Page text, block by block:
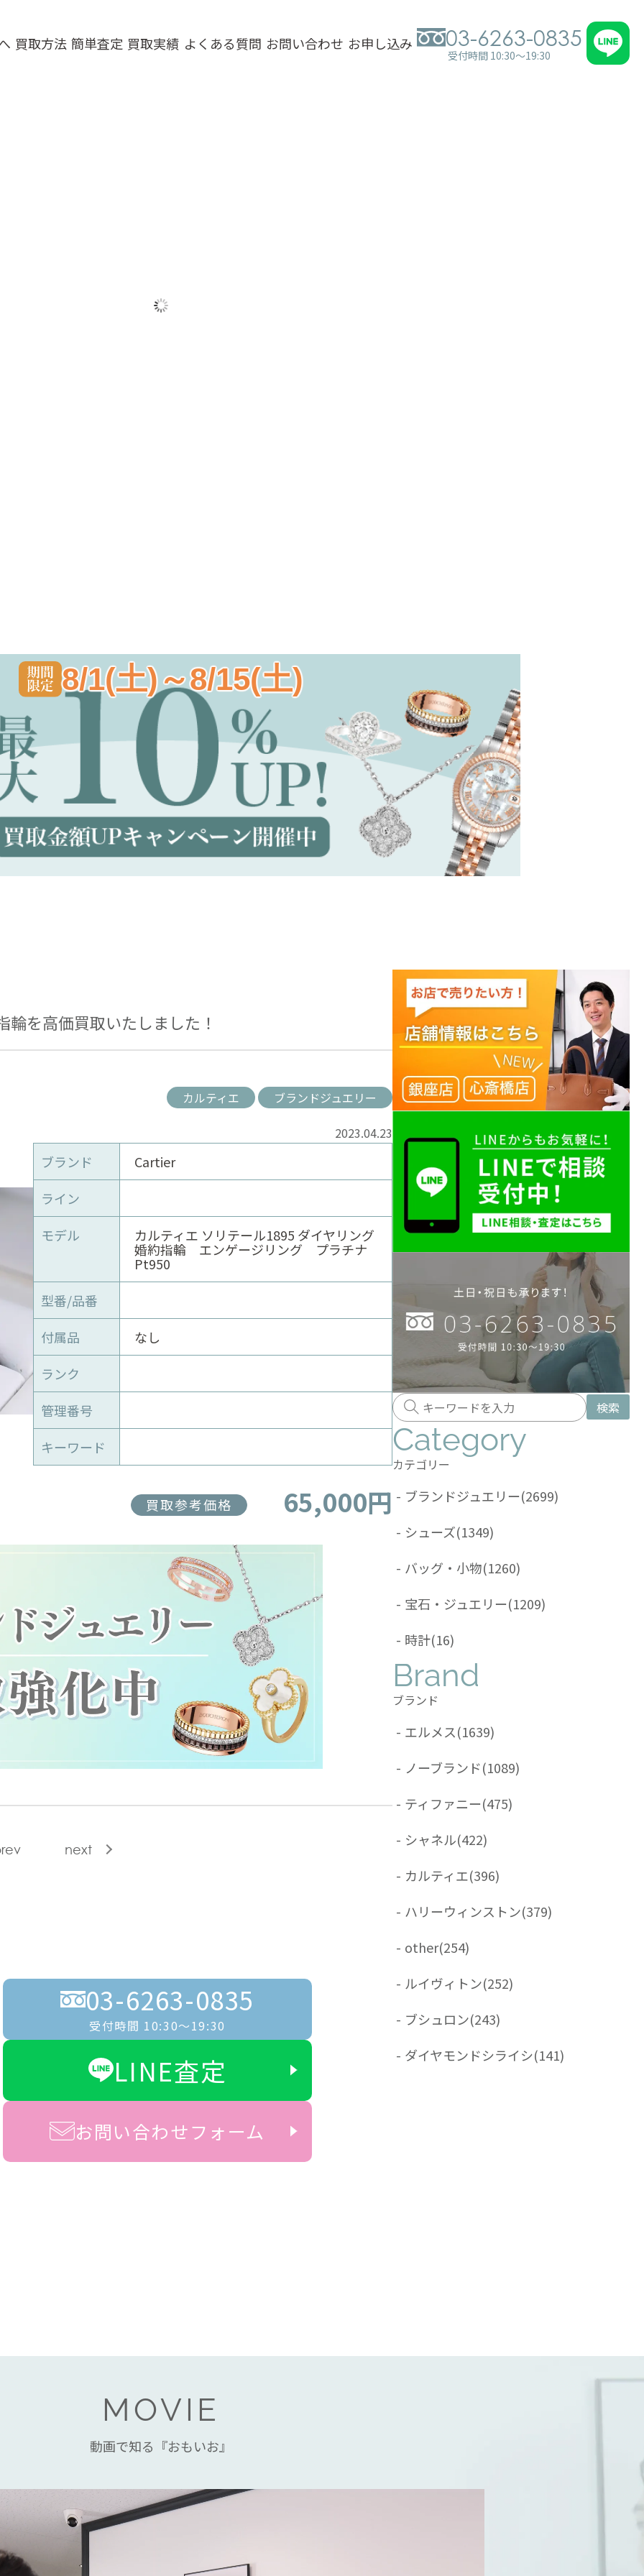
買取方法 簡単査定 買取実績 よくある質問 お問い合わせ お申し込み 03-6263-0835
受付時間 10:30～19:30
8/1(土)～8/15(土)
輪を高価買取いたしました！
カルティエ ブランドジュエリー
2023.04.23
ブランド
Cartier
ライン
モデル
カルティエ ソリテール1895 ダイヤリング
婚約指輪 エンゲージリング プラチナ
Pt950
型番/品番
付属品
なし
ランク
管理番号
キーワード
買取参考価格 65,000円
next
03-6263-0835
受付時間 10:30〜19:30
LINE査定
お問い合わせフォーム
検索
Category
カテゴリー
- ブランドジュエリー(2699)
- シューズ(1349)
- バッグ・小物(1260)
- 宝石・ジュエリー(1209)
- 時計(16)
Brand
ブランド
- エルメス(1639)
- ノーブランド(1089)
- ティファニー(475)
- シャネル(422)
- カルティエ(396)
- ハリーウィンストン(379)
- other(254)
- ルイヴィトン(252)
- ブシュロン(243)
- ダイヤモンドシライシ(141)
MOVIE
動画で知る『おもいお』